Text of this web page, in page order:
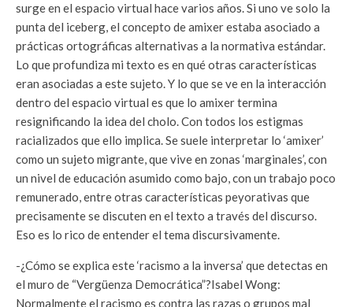
surge en el espacio virtual hace varios años. Si uno ve solo la
punta del iceberg, el concepto de amixer estaba asociado a
prácticas ortográficas alternativas a la normativa estándar.
Lo que profundiza mi texto es en qué otras características
eran asociadas a este sujeto. Y lo que se ve en la interacción
dentro del espacio virtual es que lo amixer termina
resignificando la idea del cholo. Con todos los estigmas
racializados que ello implica. Se suele interpretar lo ‘amixer’
como un sujeto migrante, que vive en zonas ‘marginales’, con
un nivel de educación asumido como bajo, con un trabajo poco
remunerado, entre otras características peyorativas que
precisamente se discuten en el texto a través del discurso.
Eso es lo rico de entender el tema discursivamente.
-¿Cómo se explica este ‘racismo a la inversa’ que detectas en
el muro de “Vergüenza Democrática”?Isabel Wong:
Normalmente el racismo es contra las razas o grupos mal